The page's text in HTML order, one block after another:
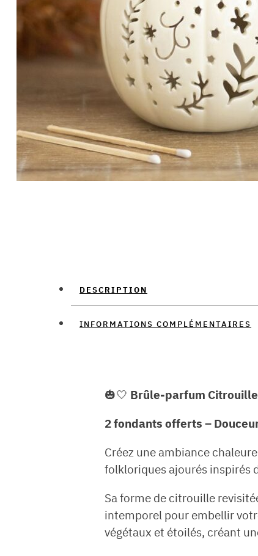
DESCRIPTION
INFORMATIONS COMPLÉMENTAIRES
🎃🤍 Brûle-parfum
2 fondants offerts –
Créez une ambiance
folkloriques ajourés inspirés
Sa forme de citrouille
intemporel pour embellir
végétaux et étoilés, créant